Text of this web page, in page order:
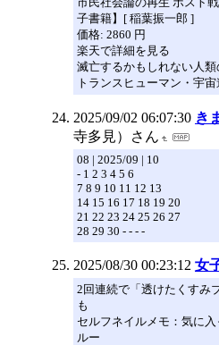
子書籍】[ 稲葉振一郎 ]
価格: 2860 円
楽天で詳細を見る
滅亡するかもしれない人
トランスヒューマン・宇
2025/09/02 06:07:30 き
寺多見）さん
08 | 2025/09 | 10
- 1 2 3 4 5 6
7 8 9 10 11 12 13
14 15 16 17 18 19 20
21 22 23 24 25 26 27
28 29 30 - - - -
2025/08/30 00:23:12 女
2回連続で「透けたくすみ
も
セルフネイルメモ：気に
ルー